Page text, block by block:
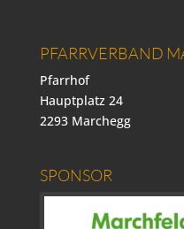
PFARRVERBAND
Pfarrhof
Hauptplatz 24
2293 Marchegg
SPONSOR